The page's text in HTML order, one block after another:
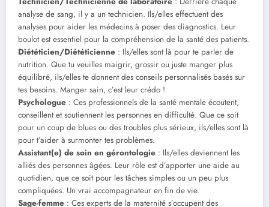
analyse de sang, il y a un technicien. Ils/elles effectuent des
analyses pour aider les médecins à poser des diagnostics. Leur
boulot est essentiel pour la compréhension de la santé des patients.
Diététicien/Diététicienne : Ils/elles sont là pour te parler de
nutrition. Que tu veuilles maigrir, grossir ou juste manger plus
équilibré, ils/elles te donnent des conseils personnalisés basés sur
tes besoins. Manger sain, c’est leur crédo !
Psychologue : Ces professionnels de la santé mentale écoutent,
conseillent et soutiennent les personnes en difficulté. Que ce soit
pour un coup de blues ou des troubles plus sérieux, ils/elles sont là
pour t’aider à surmonter tes problèmes.
Assistant(e) de soin en gérontologie : Ils/elles deviennent les
alliés des personnes âgées. Leur rôle est d’apporter une aide au
quotidien, que ce soit pour les tâches simples ou un peu plus
compliquées. Un vrai accompagnateur en fin de vie.
Sage-femme : Ces experts de la maternité s’occupent des